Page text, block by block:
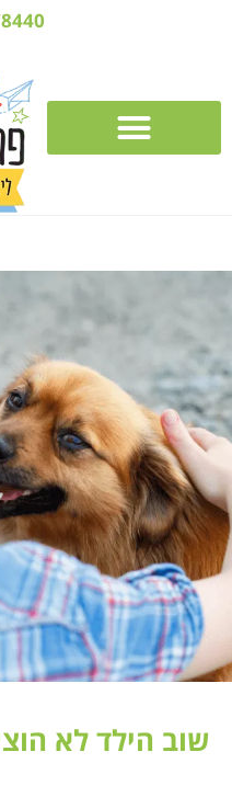
שוב הילד לא